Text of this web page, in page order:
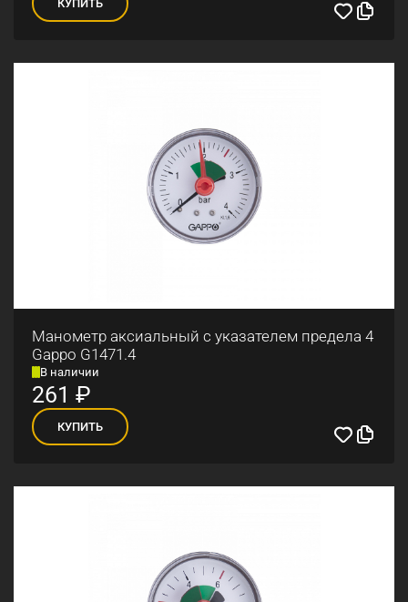
Манометр аксиальный с указателем предела 4
Gappo G1471.4
В наличии
261 ₽
КУПИТЬ